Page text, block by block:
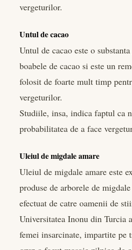
vergeturilor.
Untul de cacao
Untul de cacao este o
boabele de cacao si este un
folosit de foarte mult timp
vergeturilor.
Studiile, insa, indica faptul ca
probabilitatea de a face
Uleiul de migdale amare
Uleiul de migdale amare este
produse de arborele de
efectuat de catre oamenii de
Universitatea Inonu din Turcia
femei insarcinate, impartite